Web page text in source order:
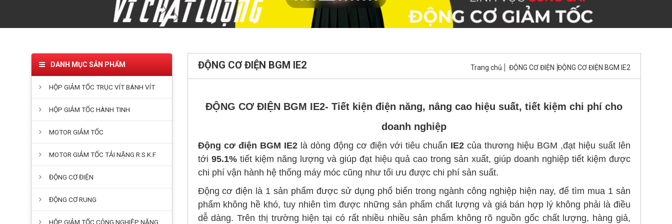
DANH MỤC SẢN PHẨM
HỘP GIẢM TỐC HÀNH TINH
MOTOR GIẢM TỐC
MOTOR GIẢM TỐC TẢI NẶNG R.S.K.F
HỘP GIẢM TỐC CÔNG NGHIỆP NẶNG
KHỚP NỐI TRỤC - PHỤ KIỆN
ĐỘNG CƠ ĐIỆN BGM IE2 Trang chủ ĐỘNG CƠ ĐIỆN ĐỘNG CƠ ĐIỆN BGM IE2
ĐỘNG CƠ ĐIỆN BGM IE2- Tiết kiện điện năng, nâng cao hiệu suất, tiết kiệm chi phí cho
Động cơ điện BGM IE2là dòng động cơ điện với tiêu chuẩnIE2của thương hiệu BGM ,đạt hiệu suất lên
tiết kiệm năng lượng và giúp đạt hiệu quả cao trong sản xuất, giúp doanh nghiệp tiết kiệm được
chi phí vận hành hệ thống máy móc cũng như tối ưu được chi phí sản suất.
Động cơ điện là 1 sản phẩm được sử dụng phổ biến trong ngành công nghiệp hiện nay, để tìm mua 1 sản
phẩm không hề khó, tuy nhiên tìm được những sản phẩm chất lượng và giá bán hợp lý không phải là điều
dễ dàng. Trên thị trường hiện tại có rất nhiều nhiều sản phẩm không rõ nguồn gốc chất lượng, hàng giả,
hàng nhái, hàng không chính hãng, không có COCQ rất khó phân biệt chất lượng, khách hàng phải mua
qua các cửa hàng hoặc đại lý giá cả bị đẩy lên cao 20%-25% so với giá bán thường của sản phẩm.
Đa số động cơ điện trên thị trường là tiêu chuẩnIE1với hiệu suất thấp khoảng 70%, không đạt được hiệu